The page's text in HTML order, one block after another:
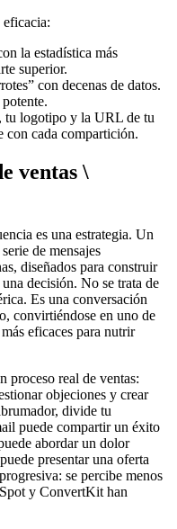
eficacia:
la estadística más
superior.
con decenas de datos.
tu logotipo y la URL de tu
con cada compartición.
ventas \
es una estrategia. Un
de mensajes
diseñados para construir
decisión. No se trata de
Es una conversación
convirtiéndose en uno de
más eficaces para nutrir
proceso real de ventas:
objeciones y crear
divide tu
puede compartir un éxito
abordar un dolor
presentar una oferta
se percibe menos
y ConvertKit han